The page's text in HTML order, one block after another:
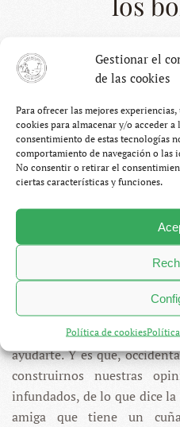
Gestionar el
de las cookies
Para ofrecer las mejores
cookies para almacenar y/o acceder
consentimiento de estas tecnologías
comportamiento de navegación o las
No consentir o retirar el
ciertas características y funciones.
Política de cookies
BLOG,PERÚ
Es curioso porque
imaginábamos que las
lamentables, que los baños
suelo, que compartiríamos
cabras y que a la vuelta de
buscando la manera de
más equivocados. Perú
que aceptable, los baños
limpios (aunque tienen un
higiénico que algún día os
autobuses de un nivel
vuelta de la esquina hay
ayudarte. Y es que,
construirnos nuestras
infundados, de lo que dice
amiga que tiene un